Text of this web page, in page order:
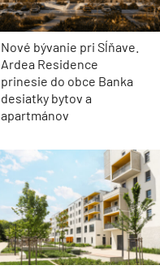
Nové bývanie pri Sĺňave.
Ardea Residence
prinesie do obce Banka
desiatky bytov a
apartmánov